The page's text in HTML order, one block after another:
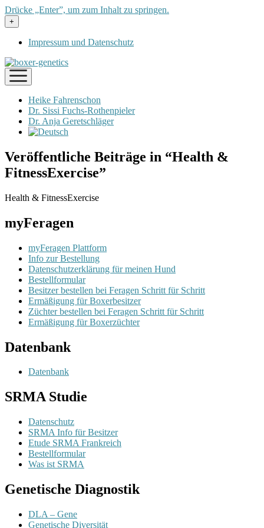
Drücke „Enter”, um zum Inhalt zu springen.
Menü
öffnen
+
Impressum und Datenschutz
Menü
öffnen
Heike Fahrenschon
Dr. Sissi Fuchs-Rothenpieler
Dr. Anja Geretschläger
Veröffentliche Beiträge in “Health &
FitnessExercise”
Health & FitnessExercise
myFeragen
myFeragen Plattform
Info zur Bestellung
Datenschutzerklärung für meinen Hund
Bestellformular
Besitzer bestellen bei Feragen Schritt für Schritt
Ermäßigung für Boxerbesitzer
Züchter bestellen bei Feragen Schritt für Schritt
Ermäßigung für Boxerzüchter
Datenbank
Datenbank
SRMA Studie
Datenschutz
SRMA Info für Besitzer
Etude SRMA Frankreich
Bestellformular
Was ist SRMA
Genetische Diagnostik
DLA – Gene
Genetische Diversität